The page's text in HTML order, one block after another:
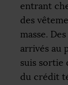
entrant
des
masse.
arrivés au
suis sortie
du crédit